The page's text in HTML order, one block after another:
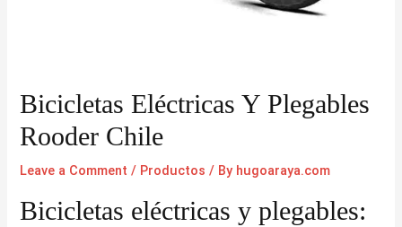
Bicicletas Eléctricas Y Plegables
Rooder Chile
Leave a Comment / Productos / By hugoaraya.com
Bicicletas eléctricas y plegables: